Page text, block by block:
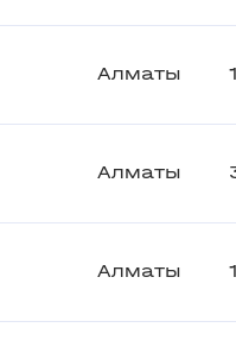
Алматы
Алматы
Алматы